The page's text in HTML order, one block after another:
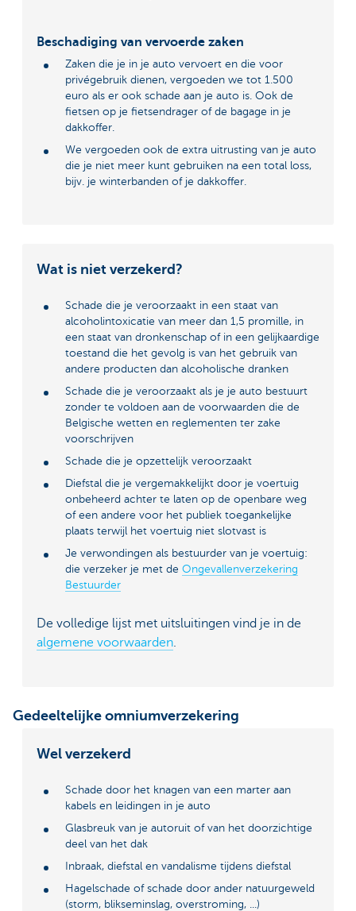
Beschadiging van vervoerde zaken
Zaken die je in je auto vervoert en die voor
privégebruik dienen, vergoeden we tot 1.500
euro als er ook schade aan je auto is. Ook de
fietsen op je fietsendrager of de bagage in je
dakkoffer.
We vergoeden ook de extra uitrusting van je auto
die je niet meer kunt gebruiken na een total loss,
bijv. je winterbanden of je dakkoffer.
Wat is niet verzekerd?
Schade die je veroorzaakt in een staat van
alcoholintoxicatie van meer dan 1,5 promille, in
een staat van dronkenschap of in een gelijkaardige
toestand die het gevolg is van het gebruik van
andere producten dan alcoholische dranken
Schade die je veroorzaakt als je je auto bestuurt
zonder te voldoen aan de voorwaarden die de
Belgische wetten en reglementen ter zake
voorschrijven
Schade die je opzettelijk veroorzaakt
Diefstal die je vergemakkelijkt door je voertuig
onbeheerd achter te laten op de openbare weg
of een andere voor het publiek toegankelijke
plaats terwijl het voertuig niet slotvast is
Je verwondingen als bestuurder van je voertuig:
die verzeker je met de Ongevallenverzekering
Bestuurder
De volledige lijst met uitsluitingen vind je in de
algemene voorwaarden.
Gedeeltelijke omniumverzekering
Wel verzekerd
Schade door het knagen van een marter aan
kabels en leidingen in je auto
Glasbreuk van je autoruit of van het doorzichtige
deel van het dak
Inbraak, diefstal en vandalisme tijdens diefstal
Hagelschade of schade door ander natuurgeweld
(storm, blikseminslag, overstroming, ...)